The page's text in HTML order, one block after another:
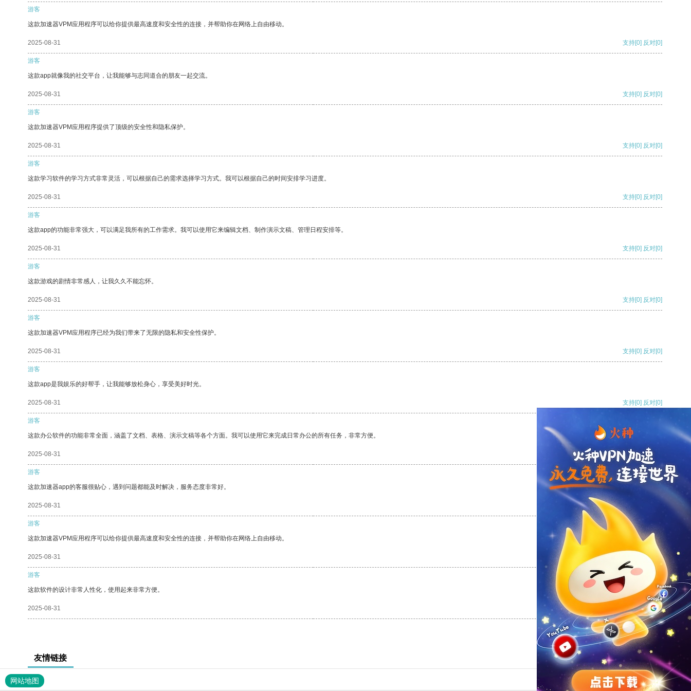
游客
这款加速器VPM应用程序可以给你提供最高速度和安全性的连接，并帮助你在网络上自由移动。
2025-08-31 支持[0] 反对[0]
游客
这款app就像我的社交平台，让我能够与志同道合的朋友一起交流。
2025-08-31 支持[0] 反对[0]
游客
这款加速器VPM应用程序提供了顶级的安全性和隐私保护。
2025-08-31 支持[0] 反对[0]
游客
这款学习软件的学习方式非常灵活，可以根据自己的需求选择学习方式。我可以根据自己的时间安排学习进度。
2025-08-31 支持[0] 反对[0]
游客
这款app的功能非常强大，可以满足我所有的工作需求。我可以使用它来编辑文档、制作演示文稿、管理日程安排等。
2025-08-31 支持[0] 反对[0]
游客
这款游戏的剧情非常感人，让我久久不能忘怀。
2025-08-31 支持[0] 反对[0]
游客
这款加速器VPM应用程序已经为我们带来了无限的隐私和安全性保护。
2025-08-31 支持[0] 反对[0]
游客
这款app是我娱乐的好帮手，让我能够放松身心，享受美好时光。
2025-08-31 支持[0] 反对[0]
游客
这款办公软件的功能非常全面，涵盖了文档、表格、演示文稿等各个方面。我可以使用它来完成日常办公的所有任务，非常方便。
2025-08-31 支持[0] 反对
游客
这款加速器app的客服很贴心，遇到问题都能及时解决，服务态度非常好。
2025-08-31 支持
游客
这款加速器VPM应用程序可以给你提供最高速度和安全性的连接，并帮助你在网络上自由移动。
2025-08-31 反对 [0]
游客
这款软件的设计非常人性化，使用起来非常方便。
2025-08-31 支持[0] 反对[0]
友情链接
网站地图